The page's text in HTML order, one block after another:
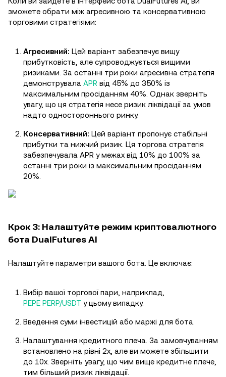
зможете обрати між агресивною та консервативною
торговими стратегіями:
Агресивний: Цей варіант забезпечує вищу
прибутковість, але супроводжується вищими
ризиками. За останні три роки агресивна стратегія
демонструвала APR від 45% до 350% із
максимальним просіданням 40%. Однак зверніть
увагу, що ця стратегія несе ризик ліквідації за умов
надто одностороннього ринку.
Консервативний: Цей варіант пропонує стабільні
прибутки та нижчий ризик. Ця торгова стратегія
забезпечувала APR у межах від 10% до 100% за
останні три роки із максимальним просіданням
20%.
Крок 3: Налаштуйте режим криптовалютного
бота DualFutures AI
Налаштуйте параметри вашого бота. Це включає:
Вибір вашої торгової пари, наприклад,
PEPE PERP/USDT у цьому випадку.
Введення суми інвестицій або маржі для бота.
Налаштування кредитного плеча. За замовчуванням
встановлено на рівні 2x, але ви можете збільшити
до 10x. Зверніть увагу, що чим вище кредитне плече,
тим більший ризик ліквідації.